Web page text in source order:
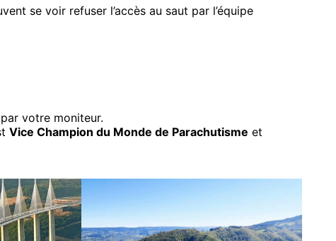
se voir refuser l’accès au saut par l’équipe
votre moniteur.
Vice Champion du Monde de Parachutisme et